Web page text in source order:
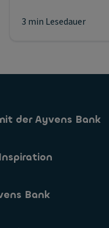
3 min Lesedauer
der Ayvens Bank
Bank